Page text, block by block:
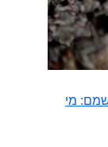
מי